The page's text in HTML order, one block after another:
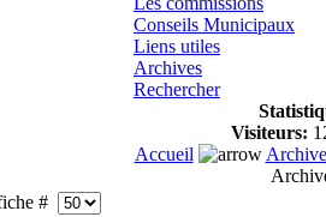
Conseils Municipaux
Liens utiles
Archives
Rechercher
Visiteurs:
Accueil
#